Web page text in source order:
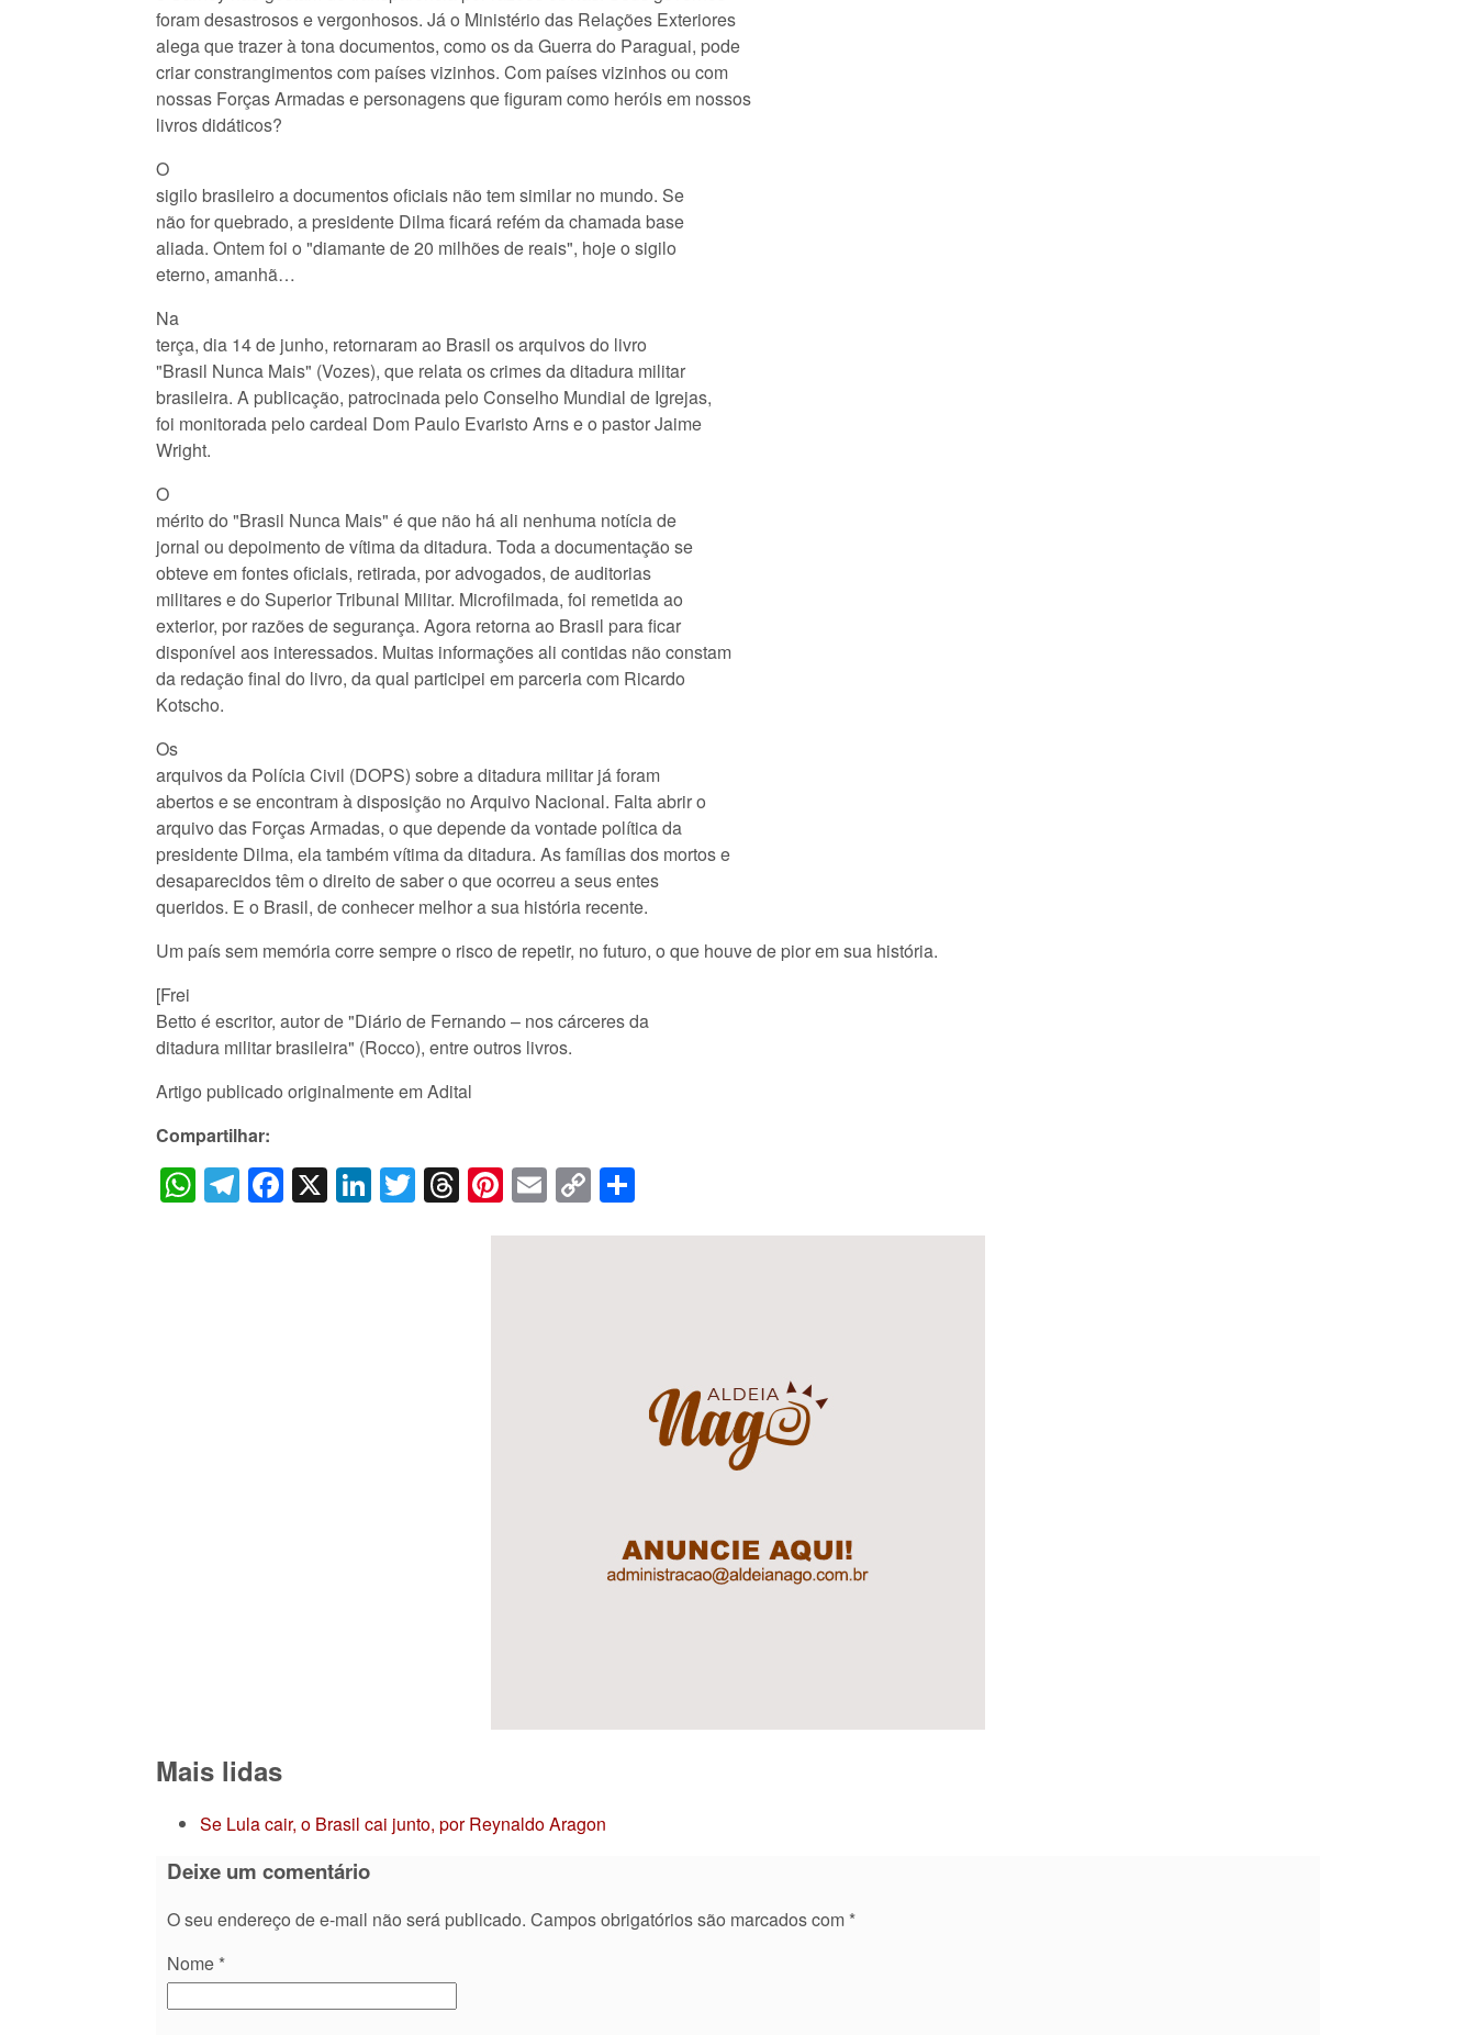
foram desastrosos e vergonhosos. Já o Ministério das Relações Exteriores
alega que trazer à tona documentos, como os da Guerra do Paraguai, pode
criar constrangimentos com países vizinhos. Com países vizinhos ou com
nossas Forças Armadas e personagens que figuram como heróis em nossos
livros didáticos?
O
sigilo brasileiro a documentos oficiais não tem similar no mundo. Se
não for quebrado, a presidente Dilma ficará refém da chamada base
aliada. Ontem foi o "diamante de 20 milhões de reais", hoje o sigilo
eterno, amanhã…
Na
terça, dia 14 de junho, retornaram ao Brasil os arquivos do livro
"Brasil Nunca Mais" (Vozes), que relata os crimes da ditadura militar
brasileira. A publicação, patrocinada pelo Conselho Mundial de Igrejas,
foi monitorada pelo cardeal Dom Paulo Evaristo Arns e o pastor Jaime
Wright.
O
mérito do "Brasil Nunca Mais" é que não há ali nenhuma notícia de
jornal ou depoimento de vítima da ditadura. Toda a documentação se
obteve em fontes oficiais, retirada, por advogados, de auditorias
militares e do Superior Tribunal Militar. Microfilmada, foi remetida ao
exterior, por razões de segurança. Agora retorna ao Brasil para ficar
disponível aos interessados. Muitas informações ali contidas não constam
da redação final do livro, da qual participei em parceria com Ricardo
Kotscho.
Os
arquivos da Polícia Civil (DOPS) sobre a ditadura militar já foram
abertos e se encontram à disposição no Arquivo Nacional. Falta abrir o
arquivo das Forças Armadas, o que depende da vontade política da
presidente Dilma, ela também vítima da ditadura. As famílias dos mortos e
desaparecidos têm o direito de saber o que ocorreu a seus entes
queridos. E o Brasil, de conhecer melhor a sua história recente.
Um país sem memória corre sempre o risco de repetir, no futuro, o que houve de pior em sua história.
[Frei
Betto é escritor, autor de "Diário de Fernando – nos cárceres da
ditadura militar brasileira" (Rocco), entre outros livros.
Artigo publicado originalmente em Adital
Compartilhar:
WhatsApp
Telegram
Facebook
X LinkedIn
Twitter
Threads
Pinterest
Email
Copy
Link
Mais lidas
Se Lula cair, o Brasil cai junto, por Reynaldo Aragon
Deixe um comentário
O seu endereço de e-mail não será publicado. Campos obrigatórios são marcados com *
Nome *